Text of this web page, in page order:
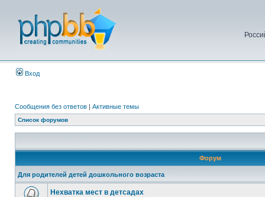
Вход
Сообщения без ответов | Активные темы
Список форумов
Форум
Для родителей детей дошкольного возраста
Нехватка мест в детсадах